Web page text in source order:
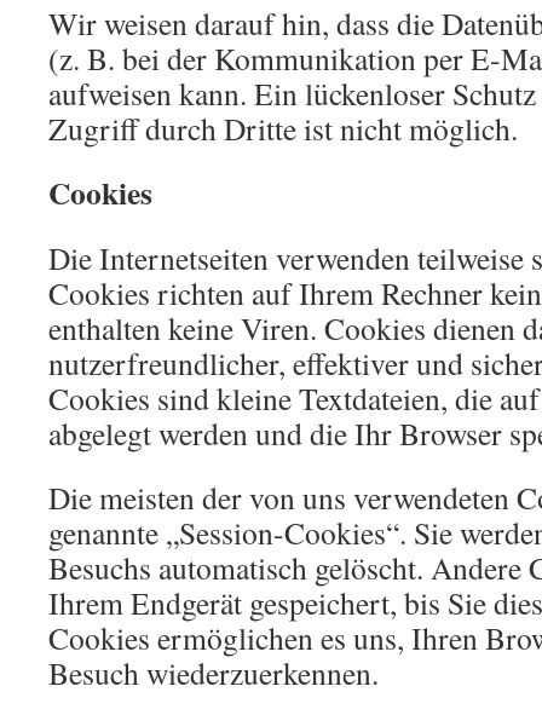
Wir weisen darauf hin, dass die
(z. B. bei der Kommunikation per E-
aufweisen kann. Ein lückenloser
Zugriff durch Dritte ist nicht möglich.
Cookies
Die Internetseiten verwenden teilweise
Cookies richten auf Ihrem Rechner
enthalten keine Viren. Cookies dienen
nutzerfreundlicher, effektiver und
Cookies sind kleine Textdateien, die
abgelegt werden und die Ihr Browser
Die meisten der von uns verwendeten
genannte „Session-Cookies“. Sie
Besuchs automatisch gelöscht. Andere
Ihrem Endgerät gespeichert, bis Sie
Cookies ermöglichen es uns, Ihren
Besuch wiederzuerkennen.